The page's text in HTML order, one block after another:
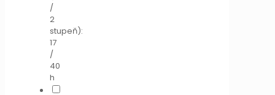
/
2
stupeň):
17
/
40
h